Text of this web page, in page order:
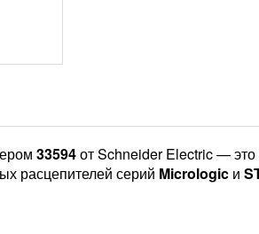
33594от Schneider Electric — это
расцепителей серий Micrologic и